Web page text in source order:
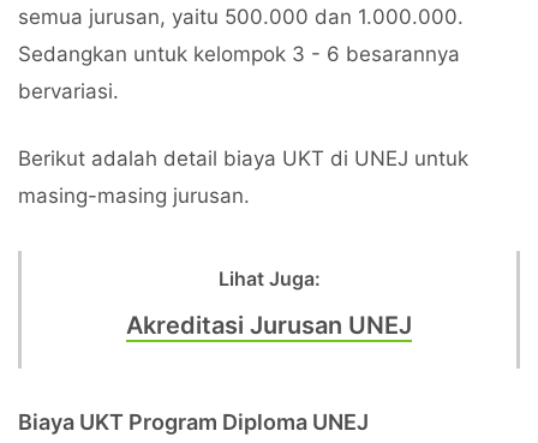
semua jurusan, yaitu 500.000 dan 1.000.000.
Sedangkan untuk kelompok 3 - 6 besarannya
bervariasi.
Berikut adalah detail biaya UKT di UNEJ untuk
masing-masing jurusan.
Lihat Juga:
Akreditasi Jurusan UNEJ
Biaya UKT Program Diploma UNEJ